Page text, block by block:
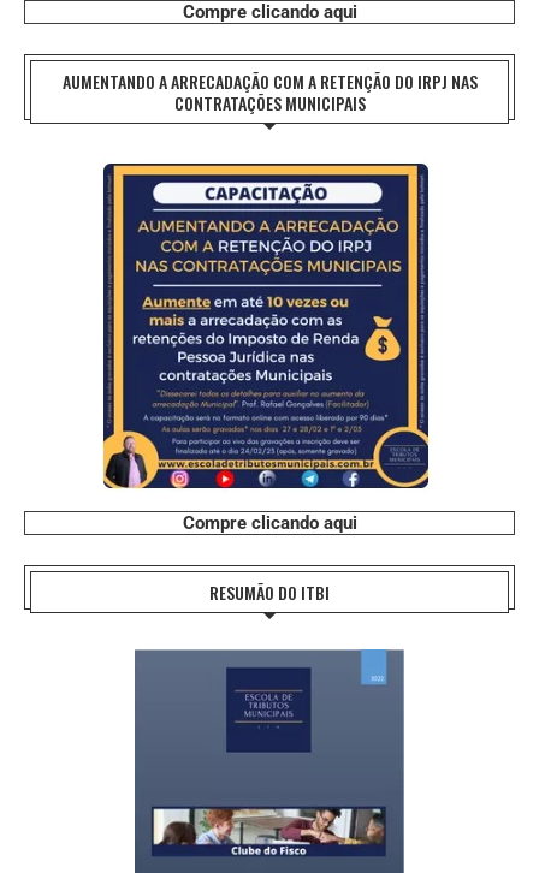
Compre clicando aqui
AUMENTANDO A ARRECADAÇÃO COM A RETENÇÃO DO IRPJ NAS
CONTRATAÇÕES MUNICIPAIS
Compre clicando aqui
RESUMÃO DO ITBI